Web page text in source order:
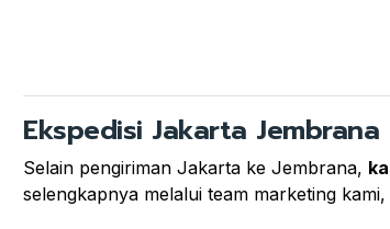
Ekspedisi Jakarta Jembrana
Selain pengiriman Jakarta ke Jembrana,
selengkapnya melalui team marketing